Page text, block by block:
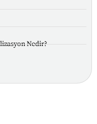
Nedir?